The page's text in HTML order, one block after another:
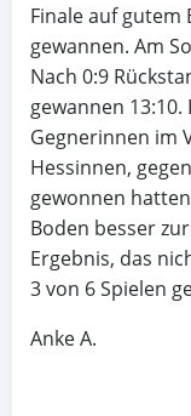
Finale auf gutem
gewannen. Am
Nach 0:9
gewannen
Gegnerinnen im
Hessinnen,
gewonnen
Boden besser
Ergebnis, das
3 von 6 Spielen
Anke A.